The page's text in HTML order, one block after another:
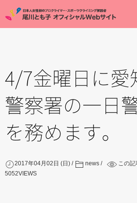
4/7金曜日に愛
警察署の一日
を務めます。
2017年04月02日 (日) news この
5052VIEWS